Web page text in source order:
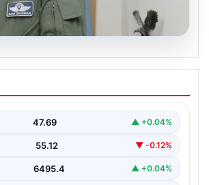
kimdir? Yeni Hava
Rafet Dalkıran’ın
47.69 ▲ +0.04%
55.12 ▼ -0.12%
6495.4 ▲ +0.04%